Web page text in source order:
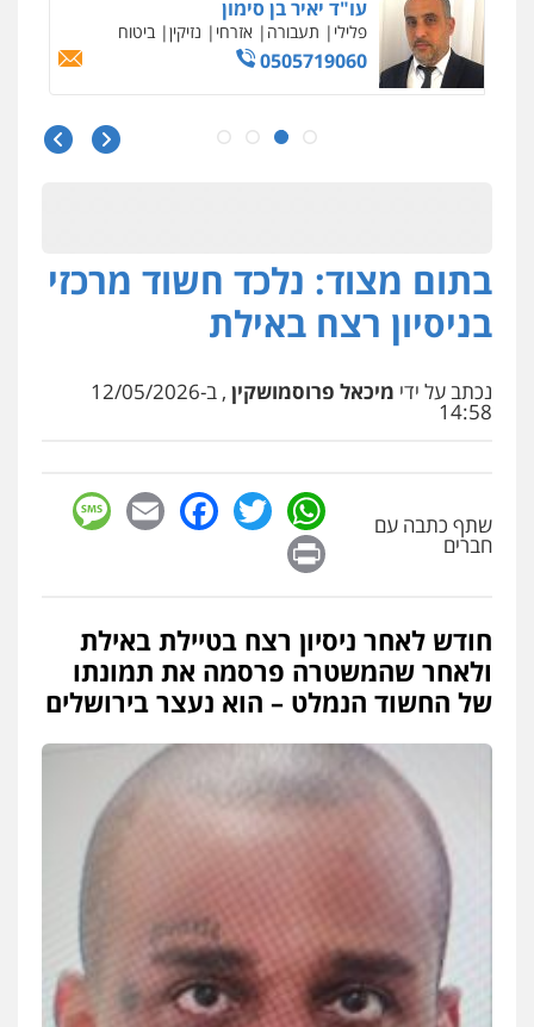
פלילי כלכלי פשיעה חמורה נוער
0505555110
עו"ד משה פלמור
כלכלי צווארון לבן עורכי דין לענייני
סלימאן אבו שעירה – משרד עורכי דין
פלילי בטחוני צבאי נזיקין
0547780927
עו"ד אסף גונן
גל דהן – משרד עורך דין פלילי
פשיעה חמורה
וחקירות
עו"ד ראוף נג'אר
פלילי עורכי דין לענייני אסירים מעצרים
סמים רכוש
0548009246
עו"ד אלון ארז
אלימות במשפחה צווארון
לבן
שחר לדובסקי, עו"ד
פלילי מעצרים וחקירות עבירות המתה עורכי
דין לענייני אסירים
0507913332
בתום מצוד: נלכד חשוד מרכזי
בניסיון רצח באילת
נכתב על ידי מיכאל פרוסמושקין , ב-12/05/2026
14:58
שתף כתבה עם
חברים
WhatsApp
Twitter
Facebook
Email
חודש לאחר ניסיון רצח בטיילת באילת
ולאחר שהמשטרה פרסמה את תמונתו
של החשוד הנמלט – הוא נעצר בירושלים